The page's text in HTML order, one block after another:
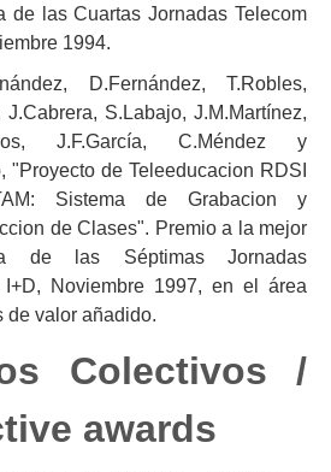
de las Cuartas Jornadas Telecom
1994.
D.Fernández, T.Robles,
J.Cabrera, S.Labajo, J.M.Martínez,
J.F.García, C.Méndez y
"Proyecto de Teleeducacion RDSI
Sistema de Grabacion y
de Clases". Premio a la mejor
de las Séptimas Jornadas
I+D, Noviembre 1997, en el área
de valor añadido.
Colectivos /
awards